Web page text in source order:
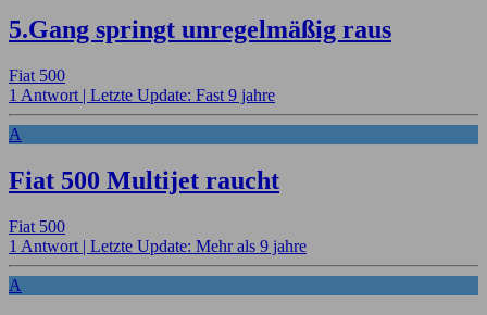
5.Gang springt unregelmäßig raus
Fiat 500
1 Antwort | Letzte Update: Fast 9 jahre
A
Fiat 500 Multijet raucht
Fiat 500
1 Antwort | Letzte Update: Mehr als 9 jahre
A